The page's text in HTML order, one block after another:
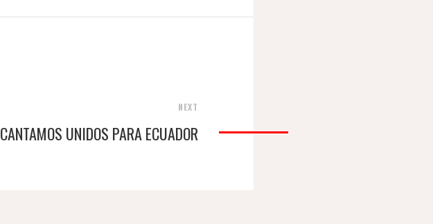
NEXT
CANTAMOS UNIDOS PARA ECUADOR